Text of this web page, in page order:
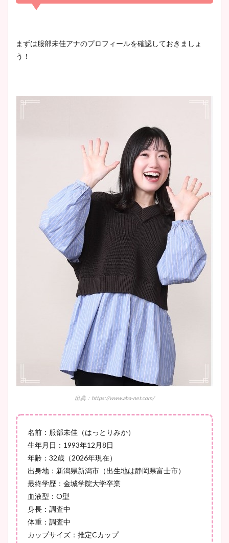
清水麻椰アナのかわいい画
プ画像まとめ！同期や実家に
wikiプロフも！
安藤萌々アナのカップ画像や
ニット衣装まとめ！美足の筋
肉も凄い！
鈴木唯の太ってた時の体重が
ヤバすぎww原因や痩せたダ
イエット方は？昔と現在を画
像比較！
豊島実季アナのカップ画像ま
とめ！美脚や水着姿に年齢も
調査！
宇賀神メグアナのニット画像
まとめ！足も美脚でカップも
池谷実悠アナのメガネ画像が
かわいい！カップや水着姿も
まずは服部未佳アナのプロフィールを確認しておきましょ
う！
出典：https://www.aba-net.com/
名前：服部未佳（はっとりみか）
生年月日：1993年12月8日
年齢：32歳（2026年現在）
出身地：新潟県新潟市（出生地は静岡県富士市）
最終学歴：金城学院大学卒業
血液型：O型
身長：調査中
体重：調査中
カップサイズ：推定Cカップ